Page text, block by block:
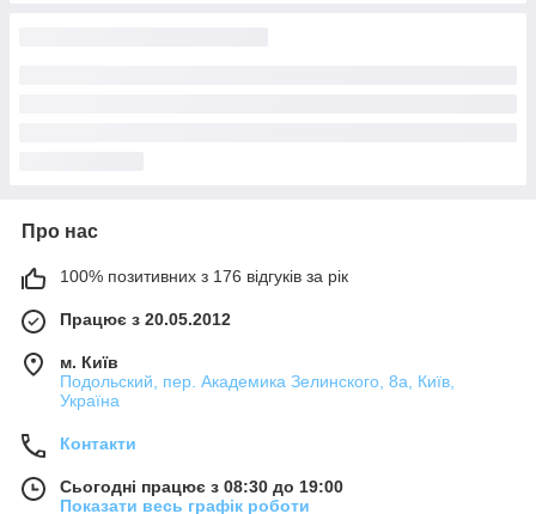
Про нас
100% позитивних з 176 відгуків за рік
Працює з 20.05.2012
м. Київ
Подольский, пер. Академика Зелинского, 8а, Київ,
Україна
Контакти
Сьогодні працює з 08:30 до 19:00
Показати весь графік роботи